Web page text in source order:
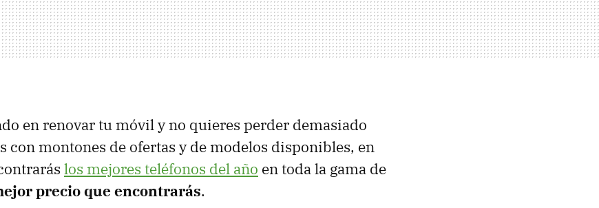
en renovar tu móvil y no quieres perder demasiado
con montones de ofertas y de modelos disponibles, en
los mejores teléfonos del año en toda la gama de
precio que encontrarás.